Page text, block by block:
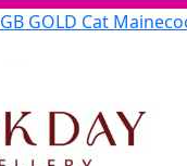
GB GOLD Cat